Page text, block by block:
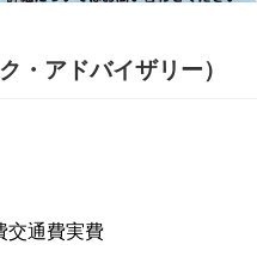
・アドバイザリー）
交通費実費